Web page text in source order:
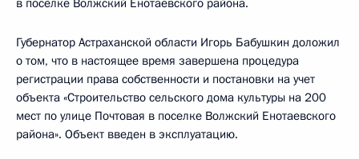
в посёлке Волжский Енотаевского района.
Губернатор Астраханской области Игорь Бабушкин доложил
о том, что в настоящее время завершена процедура
регистрации права собственности и постановки на учет
объекта «Строительство сельского дома культуры на 200
мест по улице Почтовая в поселке Волжский Енотаевского
района». Объект введен в эксплуатацию.